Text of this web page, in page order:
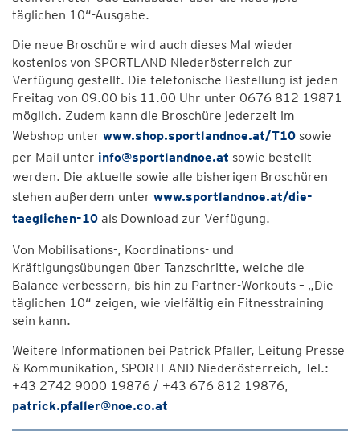
täglichen 10“-Ausgabe.
Die neue Broschüre wird auch dieses Mal wieder
kostenlos von SPORTLAND Niederösterreich zur
Verfügung gestellt. Die telefonische Bestellung ist jeden
Freitag von 09.00 bis 11.00 Uhr unter 0676 812 19871
möglich. Zudem kann die Broschüre jederzeit im
Webshop unter www.shop.sportlandnoe.at/T10 sowie
per Mail unter info@sportlandnoe.at sowie bestellt
werden. Die aktuelle sowie alle bisherigen Broschüren
stehen außerdem unter www.sportlandnoe.at/die-
taeglichen-10 als Download zur Verfügung.
Von Mobilisations-, Koordinations- und
Kräftigungsübungen über Tanzschritte, welche die
Balance verbessern, bis hin zu Partner-Workouts – „Die
täglichen 10“ zeigen, wie vielfältig ein Fitnesstraining
sein kann.
Weitere Informationen bei Patrick Pfaller, Leitung Presse
& Kommunikation, SPORTLAND Niederösterreich, Tel.:
+43 2742 9000 19876 / +43 676 812 19876,
patrick.pfaller@noe.co.at